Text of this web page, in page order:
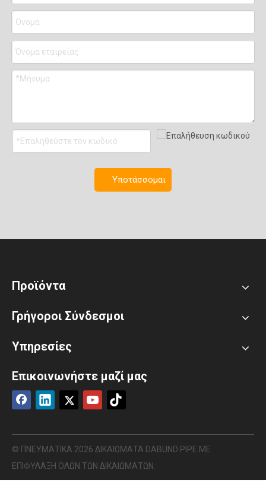
Υποτάσσομαι
Προϊόντα
Γρήγοροι Σύνδεσμοι
Υπηρεσίες
Επικοινωνήστε μαζί μας
© ΠΝΕΥΜΑΤΙΚΑ 2026 ΔΙΚΑΙΩΜΑΤΑ DABUND PIPE ΜΕ
ΕΠΙΦΥΛΑΞΗ ΟΛΩΝ ΤΩΝ ΔΙΚΑΙΩΜΑΤΩΝ.